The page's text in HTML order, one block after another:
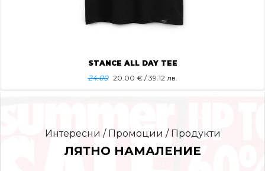
STANCE ALL DAY TEE
24.00 20.00 € / 39.12 лв.
Интересни / Промоции / Продукти
ЛЯТНО НАМАЛЕНИЕ